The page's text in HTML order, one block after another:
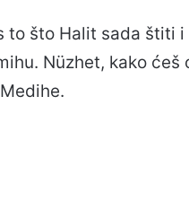
to što Halit sada štiti
Nüzhet, kako